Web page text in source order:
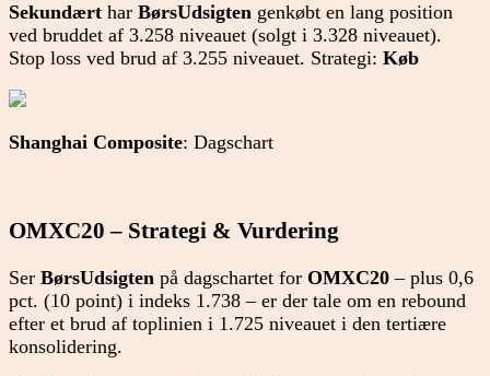
Sekundært har BørsUdsigten genkøbt en lang position
ved bruddet af 3.258 niveauet (solgt i 3.328 niveauet).
Stop loss ved brud af 3.255 niveauet. Strategi: Køb
Shanghai Composite: Dagschart
OMXC20 – Strategi & Vurdering
Ser BørsUdsigten på dagschartet for OMXC20– plus 0,6
pct. (10 point) i indeks 1.738 – er der tale om en rebound
efter et brud af toplinien i 1.725 niveauet i den tertiære
konsolidering.